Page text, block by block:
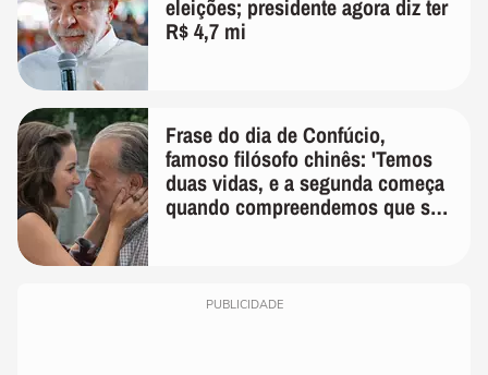
eleições; presidente agora diz ter
R$ 4,7 mi
Frase do dia de Confúcio,
famoso filósofo chinês: 'Temos
duas vidas, e a segunda começa
quando compreendemos que só
PUBLICIDADE